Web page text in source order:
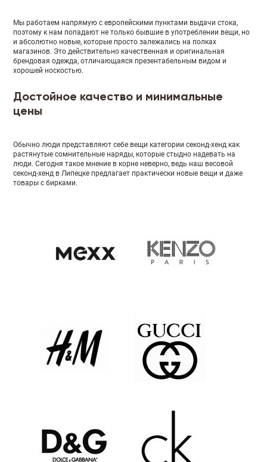
Мы работаем напрямую с европейскими пунктами выдачи стока,
поэтому к нам попадают не только бывшие в употреблении вещи, но
и абсолютно новые, которые просто залежались на полках
магазинов. Это действительно качественная и оригинальная
брендовая одежда, отличающаяся презентабельным видом и
хорошей носкостью.
Достойное качество и минимальные
цены
Обычно люди представляют себе вещи категории секонд-хенд как
растянутые сомнительные наряды, которые стыдно надевать на
люди. Сегодня такое мнение в корне неверно, ведь наш весовой
секонд-хенд в Липецке предлагает практически новые вещи и даже
товары с бирками.